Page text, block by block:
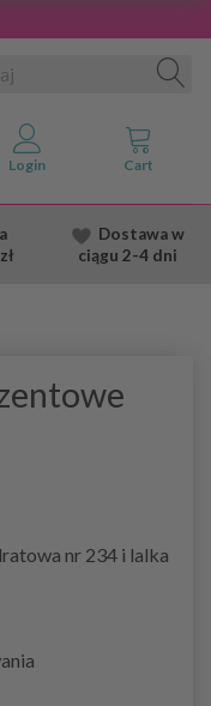
Dostawaw
ciągu 2-4 dni
nr 234 i lalka